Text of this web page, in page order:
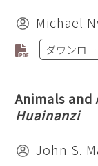
Michael
ダウンロ
Animals
Huainanzi
John S.